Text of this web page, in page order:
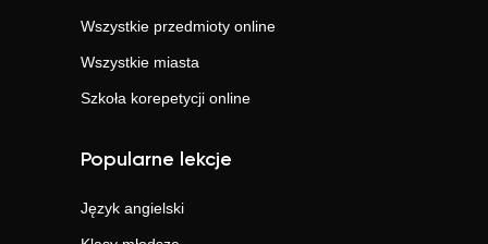
Wszystkie przedmioty online
Wszystkie miasta
Szkoła korepetycji online
Popularne lekcje
Język angielski